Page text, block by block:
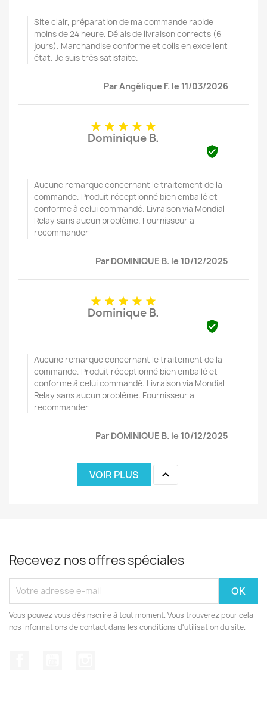
Site clair, préparation de ma commande rapide
moins de 24 heure. Délais de livraison corrects (6
jours). Marchandise conforme et colis en excellent
état. Je suis très satisfaite.
Par Angélique F. le 11/03/2026
    
Dominique B.

Aucune remarque concernant le traitement de la
commande. Produit réceptionné bien emballé et
conforme à celui commandé. Livraison via Mondial
Relay sans aucun problème. Fournisseur a
recommander
Par DOMINIQUE B. le 10/12/2025
    
Dominique B.

Aucune remarque concernant le traitement de la
commande. Produit réceptionné bien emballé et
conforme à celui commandé. Livraison via Mondial
Relay sans aucun problème. Fournisseur a
recommander
Par DOMINIQUE B. le 10/12/2025
VOIR PLUS 
Recevez nos offres spéciales
Vous pouvez vous désinscrire à tout moment. Vous trouverez pour cela
nos informations de contact dans les conditions d'utilisation du site.